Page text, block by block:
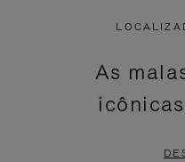
As